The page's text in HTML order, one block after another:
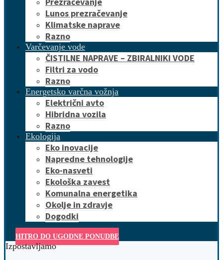
Lunos prezračevanje
Klimatske naprave
Razno
Varčevanje vode
ČISTILNE NAPRAVE – ZBIRALNIKI VODE
Filtri za vodo
Razno
Energetsko varčna vožnja
Električni avto
Hibridna vozila
Razno
Ekologija
Eko inovacije
Napredne tehnologije
Eko-nasveti
Ekološka zavest
Komunalna energetika
Okolje in zdravje
Dogodki
HITRO DO UGODNE PONUDBE
Izpostavljamo